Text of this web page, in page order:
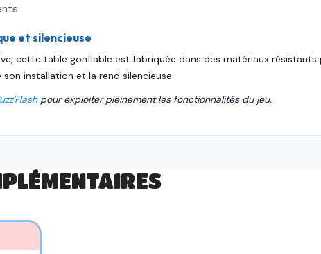
et silencieuse
cette table gonflable est fabriquée dans des matériaux
installation et la rend silencieuse.
pour exploiter pleinement les fonctionnalités du jeu.